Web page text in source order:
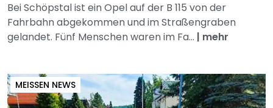
Bei Schöpstal ist ein Opel auf der B 115 von der
Fahrbahn abgekommen und im Straßengraben
gelandet. Fünf Menschen waren im Fa... | mehr
MEISSEN NEWS